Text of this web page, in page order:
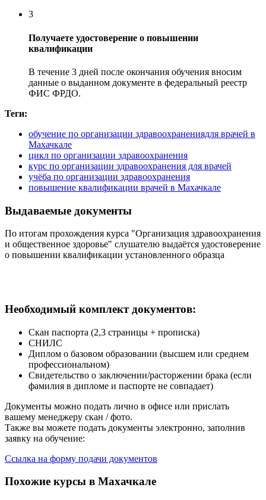
3
Получаете удостоверение о повышении
квалификации
В течение 3 дней после окончания обучения вносим
данные о выданном документе в федеральный реестр
ФИС ФРДО.
Теги:
обучение по организации здравоохранениядля врачей в
Махачкале
цикл по организации здравоохранения
курс по организации здравоохранения для врачей
учёба по организации здравоохранения
повышение квалификации врачей в Махачкале
Выдаваемые документы
По итогам прохождения курса "Организация здравоохранения
и общественное здоровье" слушателю выдаётся удостоверение
о повышении квалификации установленного образца
Необходимый комплект документов:
Скан паспорта (2,3 страницы + прописка)
СНИЛС
Диплом о базовом образовании (высшем или среднем
профессиональном)
Свидетельство о заключении/расторжении брака (если
фамилия в дипломе и паспорте не совпадает)
Документы можно подать лично в офисе или прислать
вашему менеджеру скан / фото.
Также вы можете подать документы электронно, заполнив
заявку на обучение:
Ссылка на форму подачи документов
Похожие курсы в Махачкале